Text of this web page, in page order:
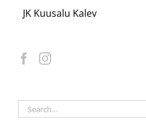
JK Kuusalu Kalev
Search
for: